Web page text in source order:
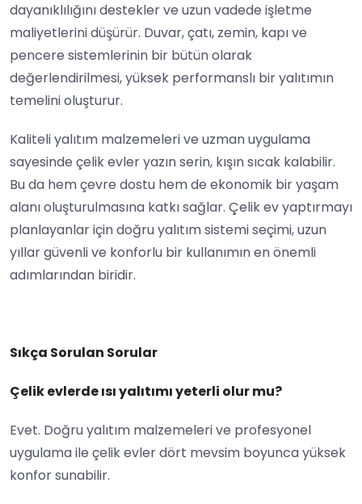
dayanıklılığını destekler ve uzun vadede işletme
maliyetlerini düşürür. Duvar, çatı, zemin, kapı ve
pencere sistemlerinin bir bütün olarak
değerlendirilmesi, yüksek performanslı bir yalıtımın
temelini oluşturur.
Kaliteli yalıtım malzemeleri ve uzman uygulama
sayesinde çelik evler yazın serin, kışın sıcak kalabilir.
Bu da hem çevre dostu hem de ekonomik bir yaşam
alanı oluşturulmasına katkı sağlar. Çelik ev yaptırmayı
planlayanlar için doğru yalıtım sistemi seçimi, uzun
yıllar güvenli ve konforlu bir kullanımın en önemli
adımlarından biridir.
Sıkça Sorulan Sorular
Çelik evlerde ısı yalıtımı yeterli olur mu?
Evet. Doğru yalıtım malzemeleri ve profesyonel
uygulama ile çelik evler dört mevsim boyunca yüksek
konfor sunabilir.